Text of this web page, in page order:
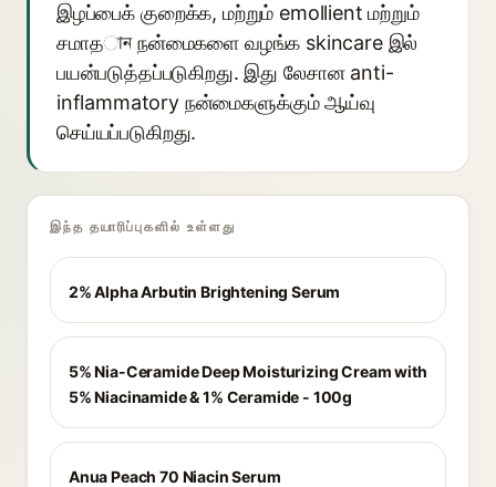
இழப்பைக் குறைக்க, மற்றும் emollient மற்றும்
சமாதান நன்மைகளை வழங்க skincare இல்
பயன்படுத்தப்படுகிறது. இது லேசான anti-
inflammatory நன்மைகளுக்கும் ஆய்வு
செய்யப்படுகிறது.
இந்த தயாரிப்புகளில் உள்ளது
2% Alpha Arbutin Brightening Serum
5% Nia-Ceramide Deep Moisturizing Cream with
5% Niacinamide & 1% Ceramide - 100g
Anua Peach 70 Niacin Serum